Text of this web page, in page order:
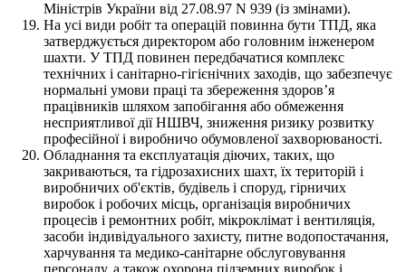
Міністрів України від 27.08.97 N 939 (із змінами).
На усі види робіт та операцій повинна бути ТПД, яка
затверджується директором або головним інженером
шахти. У ТПД повинен передбачатися комплекс
технічних і санітарно-гігієнічних заходів, що забезпечує
нормальні умови праці та збереження здоров’я
працівників шляхом запобігання або обмеження
несприятливої дії НШВЧ, зниження ризику розвитку
професійної і виробничо обумовленої захворюваності.
Обладнання та експлуатація діючих, таких, що
закриваються, та гідрозахисних шахт, їх територій і
виробничих об'єктів, будівель і споруд, гірничих
виробок і робочих місць, організація виробничих
процесів і ремонтних робіт, мікроклімат і вентиляція,
засоби індивідуального захисту, питне водопостачання,
харчування та медико-санітарне обслуговування
персоналу, а також охорона підземних виробок і